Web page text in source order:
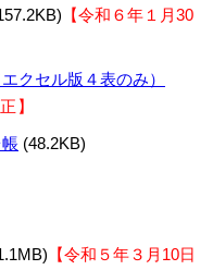
【令和６年１月30
クセル版４表のみ）
】
(48.2KB)
【令和５年３月10日